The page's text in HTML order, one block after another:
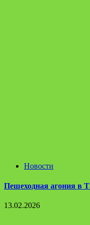
Новости
Пешеходная агония в
13.02.2026